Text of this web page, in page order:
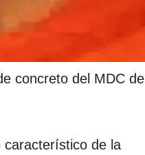
concreto del MDC de
característico de la